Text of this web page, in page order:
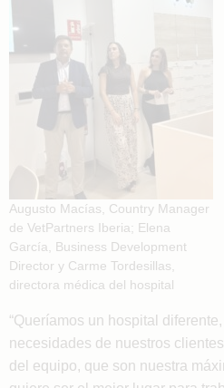
Augusto Macías, Country Manager
de VetPartners Iberia; Elena
García, Business Development
Director y Carme Tordesillas,
directora médica del hospital
“Queríamos un hospital
necesidades de nuestros
del equipo, que son nuestra